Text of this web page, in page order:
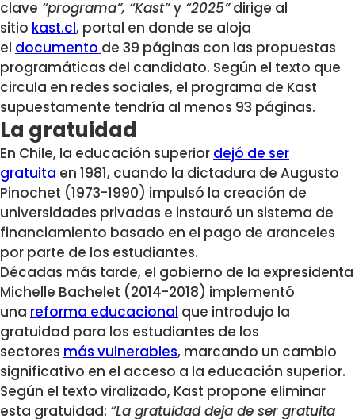
clave “programa”, “Kast” y “2025” dirige al
sitio kast.cl, portal en donde se aloja
el documento de 39 páginas con las propuestas
programáticas del candidato. Según el texto que
circula en redes sociales, el programa de Kast
supuestamente tendría al menos 93 páginas.
La gratuidad
En Chile, la educación superior dejó de ser
gratuita en 1981, cuando la dictadura de Augusto
Pinochet (1973-1990) impulsó la creación de
universidades privadas e instauró un sistema de
financiamiento basado en el pago de aranceles
por parte de los estudiantes.
Décadas más tarde, el gobierno de la expresidenta
Michelle Bachelet (2014-2018) implementó
una reforma educacional que introdujo la
gratuidad para los estudiantes de los
sectores más vulnerables, marcando un cambio
significativo en el acceso a la educación superior.
Según el texto viralizado, Kast propone eliminar
esta gratuidad: “La gratuidad deja de ser gratuita